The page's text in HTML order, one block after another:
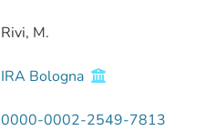
Rivi, M.
IRA Bologna
0000-0002-2549-7813